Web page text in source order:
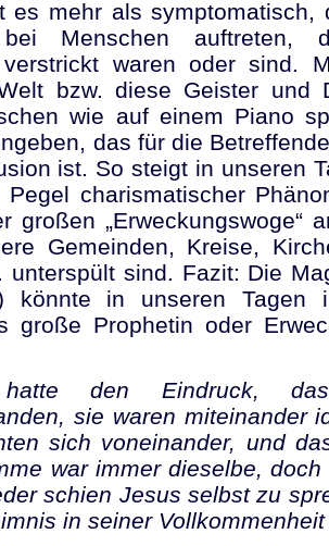
es mehr als symptomatisch,
bei Menschen auftreten,
verstrickt waren oder sind.
bzw. diese Geister und
wie auf einem Piano
das für die
ist. So steigt in unseren
charismatischer
großen „Erweckungswoge“
Gemeinden, Kreise,
unterspült sind. Fazit: Die
könnte in unseren Tagen
große Prophetin oder
den Eindruck,
sie waren mit­einander
sich voneinander, und
war immer dieselbe,
schien Jesus selbst zu
in seiner Vollkommenheit